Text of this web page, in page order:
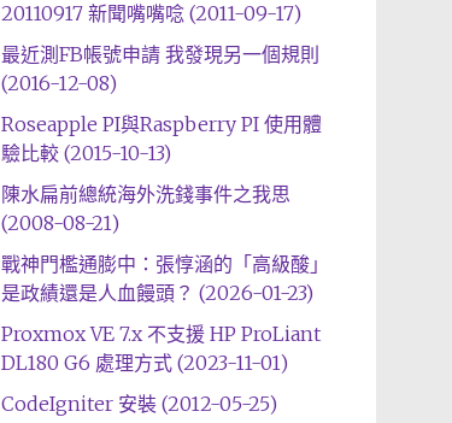
20110917 新聞嘴嘴唸 (2011-09-17)
最近測FB帳號申請 我發現另一個規則
(2016-12-08)
Roseapple PI與Raspberry PI 使用體
驗比較 (2015-10-13)
陳水扁前總統海外洗錢事件之我思
(2008-08-21)
戰神門檻通膨中：張惇涵的「高級酸」
是政績還是人血饅頭？ (2026-01-23)
Proxmox VE 7.x 不支援 HP ProLiant
DL180 G6 處理方式 (2023-11-01)
CodeIgniter 安裝 (2012-05-25)